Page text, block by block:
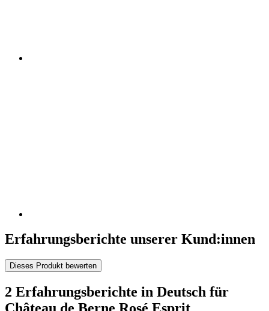
Erfahrungsberichte unserer Kund:innen
Dieses Produkt bewerten
2 Erfahrungsberichte in Deutsch für